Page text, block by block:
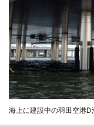
海上に建設中の羽田空港D